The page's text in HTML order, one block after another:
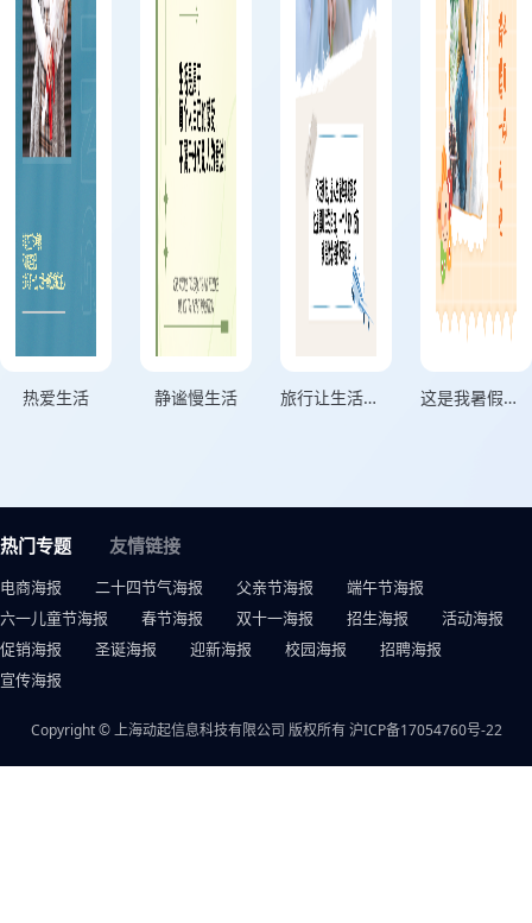
热爱生活 静谧慢生活 旅行让生活更美好 这是我暑假的生活
热门专题 友情链接
电商海报 二十四节气海报 父亲节海报
端午节海报
六一儿童节海报
春节海报 双十一海报 招生海报
活动海报
促销海报
圣诞海报 迎新海报 校园海报
招聘海报
宣传海报
Copyright © 上海动起信息科技有限公司 版权所有沪ICP备17054760号-22